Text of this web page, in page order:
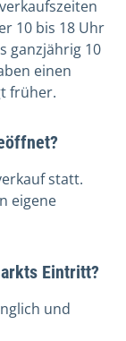
10 bis 18 Uhr
ganzjährig 10
einen
früher.
statt.
eigene
Eintritt?
und